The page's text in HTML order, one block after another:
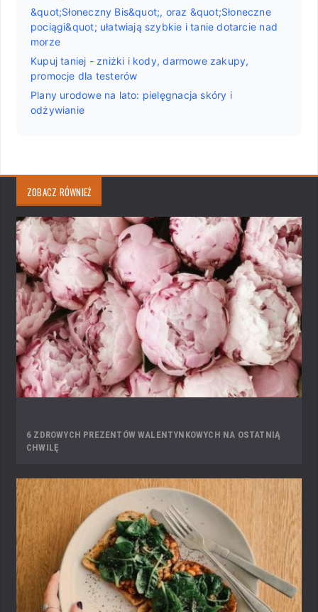
&quot;Słoneczny Bis&quot;, oraz &quot;Słoneczne
pociągi&quot; ułatwiają szybkie i tanie dotarcie nad
morze
Kupuj taniej - zniżki i kody, darmowe zakupy,
promocje dla testerów
Plany urodowe na lato: pielęgnacja skóry i
odżywianie
ZOBACZ RÓWNIEŻ
6 ZDROWYCH PREZENTÓW WALENTYNKOWYCH NA OSTATNIĄ
CHWILĘ